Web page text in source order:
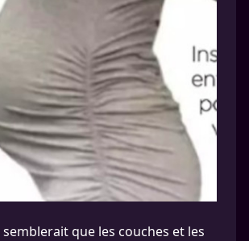
que les couches et les